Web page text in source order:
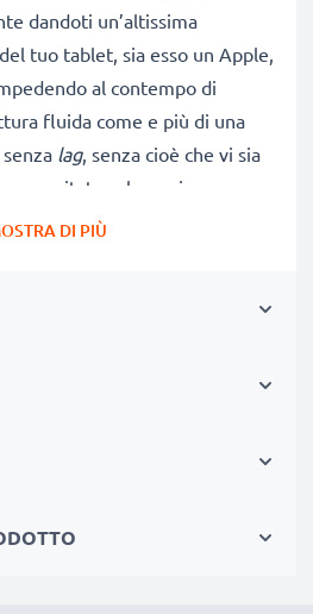
dandoti un’altissima
tuo tablet, sia esso un Apple,
al contempo di
fluida come e più di una
lag, senza cioè che vi sia
esercitata col pennino e
Non s’inceppa e
DISPLAY
protettiva
DI PIÙ